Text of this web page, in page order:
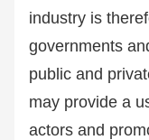
industry is
governments
public and
may provide a
actors and